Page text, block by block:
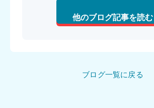
他のブログ記事を読む
ブログ一覧に戻る